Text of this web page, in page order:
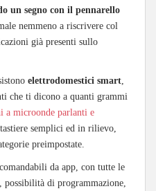
un segno con il pennarello
nemmeno a riscrivere col
già presenti sullo
elettrodomestici smart
che ti dicono a quanti grammi
a microonde parlanti e
semplici ed in rilievo,
preimpostate.
da app, con tutte le
possibilità di programmazione,